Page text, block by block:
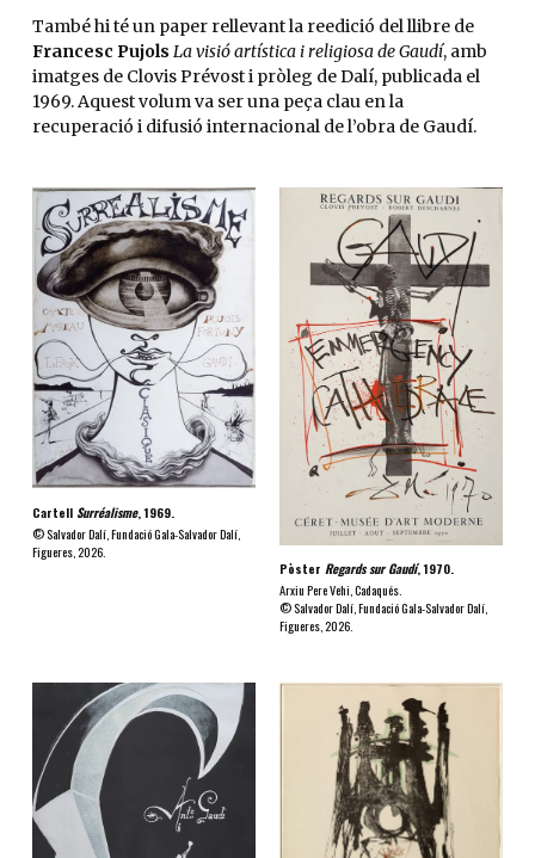
També hi té un paper rellevant la reedició del llibre de
Francesc Pujols La visió artística i religiosa de Gaudí, amb
imatges de Clovis Prévost i pròleg de Dalí, publicada el
1969. Aquest volum va ser una peça clau en la
recuperació i difusió internacional de l’obra de Gaudí.
Cartell Surréalisme, 1969.
© Salvador Dalí, Fundació Gala-Salvador Dalí,
Figueres, 2026.
Pòster Regards sur Gaudí, 1970.
Arxiu Pere Vehi, Cadaqués.
© Salvador Dalí, Fundació Gala-Salvador Dalí,
Figueres, 2026.